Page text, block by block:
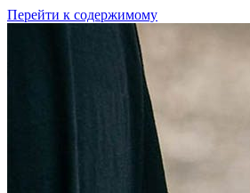
Перейти к содержимому